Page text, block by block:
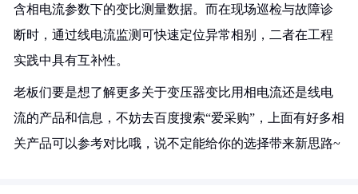
含相电流参数下的变比测量数据。而在现场巡检与故障诊
断时，通过线电流监测可快速定位异常相别，二者在工程
实践中具有互补性。
老板们要是想了解更多关于变压器变比用相电流还是线电
流的产品和信息，不妨去百度搜索“爱采购”，上面有好多相
关产品可以参考对比哦，说不定能给你的选择带来新思路~